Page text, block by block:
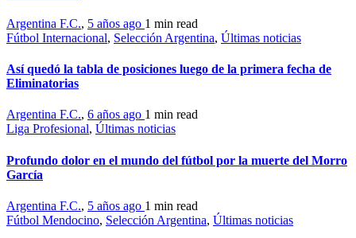
Argentina F.C., 5 años ago 1 min read
Fútbol Internacional, Selección Argentina, Últimas noticias
Así quedó la tabla de posiciones luego de la primera fecha de
Eliminatorias
Argentina F.C., 6 años ago 1 min read
Liga Profesional, Últimas noticias
Profundo dolor en el mundo del fútbol por la muerte del Morro
García
Argentina F.C., 5 años ago 1 min read
Fútbol Mendocino, Selección Argentina, Últimas noticias